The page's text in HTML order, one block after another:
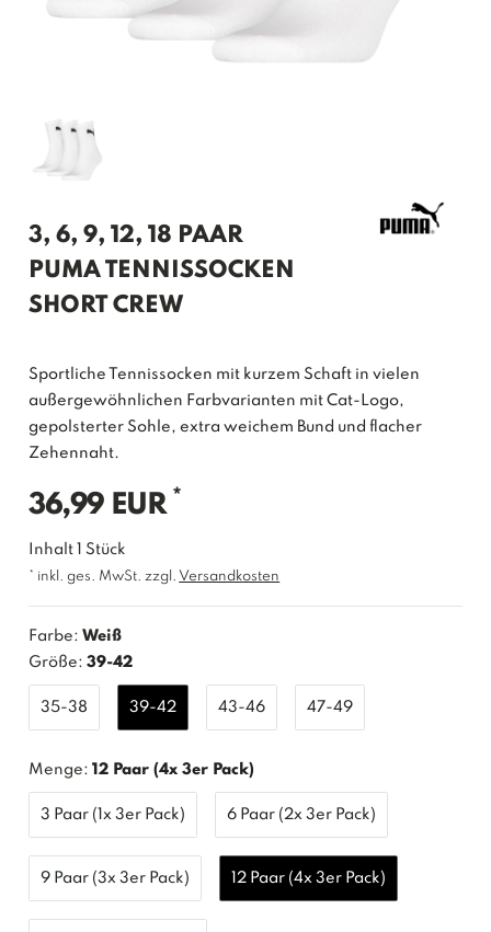
3, 6, 9, 12, 18 PAAR
PUMA TENNISSOCKEN
SHORT CREW
Sportliche Tennissocken mit kurzem Schaft in vielen
außergewöhnlichen Farbvarianten mit Cat-Logo,
gepolsterter Sohle, extra weichem Bund und flacher
Zehennaht.
36,99 EUR *
Inhalt1Stück
* inkl. ges. MwSt. zzgl. Versandkosten
Farbe:Weiß
Größe: 39-42
35-38 39-42 43-46 47-49
Menge: 12 Paar (4x 3er Pack)
3 Paar (1x 3er Pack) 6 Paar (2x 3er Pack)
9 Paar (3x 3er Pack) 12 Paar (4x 3er Pack)